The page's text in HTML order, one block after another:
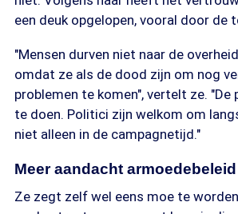
een deuk opgelopen, vooral door de
"Mensen durven niet naar de
omdat ze als de dood zijn om nog
problemen te komen", vertelt ze.
te doen. Politici zijn welkom om
niet alleen in de campagnetijd."
Meer aandacht armoedebeleid
Ze zegt zelf wel eens moe te